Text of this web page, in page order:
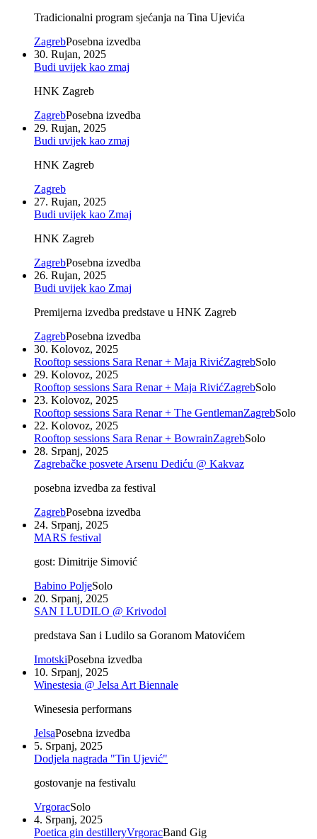
Tradicionalni program sjećanja na Tina Ujevića
ZagrebPosebna izvedba
30. Rujan, 2025
Budi uvijek kao zmaj
HNK Zagreb
ZagrebPosebna izvedba
29. Rujan, 2025
Budi uvijek kao zmaj
HNK Zagreb
Zagreb
27. Rujan, 2025
Budi uvijek kao Zmaj
HNK Zagreb
ZagrebPosebna izvedba
26. Rujan, 2025
Budi uvijek kao Zmaj
Premijerna izvedba predstave u HNK Zagreb
ZagrebPosebna izvedba
30. Kolovoz, 2025
Rooftop sessions Sara Renar + Maja RivićZagrebSolo
29. Kolovoz, 2025
Rooftop sessions Sara Renar + Maja RivićZagrebSolo
23. Kolovoz, 2025
Rooftop sessions Sara Renar + The GentlemanZagrebSolo
22. Kolovoz, 2025
Rooftop sessions Sara Renar + BowrainZagrebSolo
28. Srpanj, 2025
Zagrebačke posvete Arsenu Dediću @ Kakvaz
posebna izvedba za festival
ZagrebPosebna izvedba
24. Srpanj, 2025
MARS festival
gost: Dimitrije Simović
Babino PoljeSolo
20. Srpanj, 2025
SAN I LUDILO @ Krivodol
predstava San i Ludilo sa Goranom Matovićem
ImotskiPosebna izvedba
10. Srpanj, 2025
Winestesia @ Jelsa Art Biennale
Winesesia performans
JelsaPosebna izvedba
5. Srpanj, 2025
Dodjela nagrada "Tin Ujević"
gostovanje na festivalu
VrgoracSolo
4. Srpanj, 2025
Poetica gin destilleryVrgoracBand Gig